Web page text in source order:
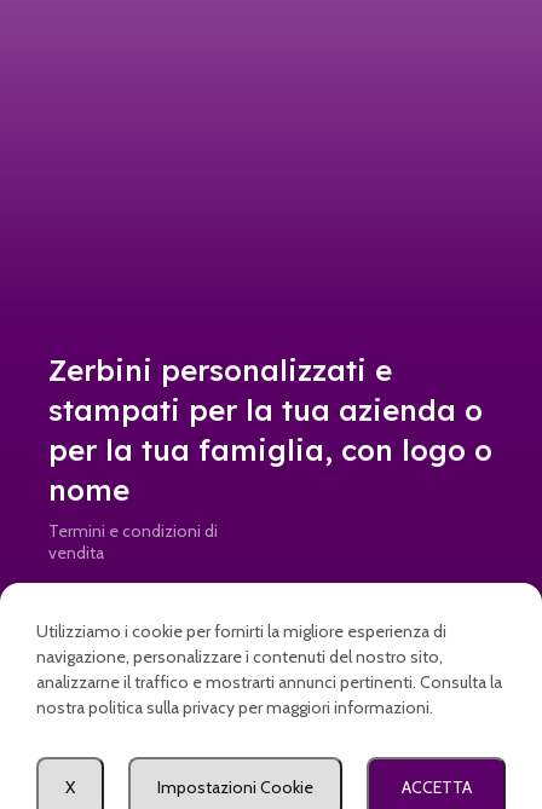
Zerbini personalizzati e
stampati per la tua azienda o
per la tua famiglia, con logo o
nome
Termini e condizioni di
vendita
info@doormad.it • Partita IVA: IT04645820269
No dai … Non
a partire da
Seleziona
Utilizziamo i cookie per fornirti la migliore esperienza di
navigazione, personalizzare i contenuti del nostro sito,
analizzarne il traffico e mostrarti annunci pertinenti. Consulta la
nostra politica sulla privacy per maggiori informazioni.
ACCETTA
Impostazioni Cookie
X Come posso aiutarti?